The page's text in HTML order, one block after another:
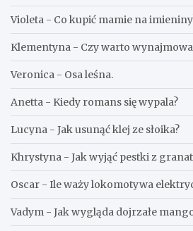
Violeta - Co kupić mamie na
Klementyna - Czy warto
Veronica - Osa leśna.
Anetta - Kiedy romans się wypala?
Lucyna - Jak usunąć klej ze słoika?
Khrystyna - Jak wyjąć pestki z
Oscar - Ile waży lokomotywa
Vadym - Jak wygląda dojrzałe